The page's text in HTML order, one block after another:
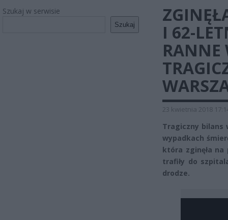
Szukaj w serwisie
Szukaj
I 62-
RANNE
23 kwietnia 2018
Tragiczny bilans
wypadkach
która zginęła
trafiły do
drodze.